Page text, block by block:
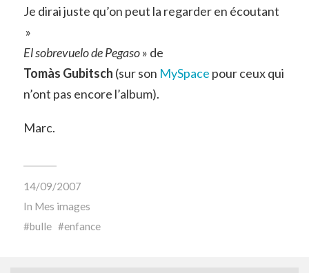
Je dirai juste qu’on peut la regarder en écoutant
»
El sobrevuelo de Pegaso» de
Tomàs Gubitsch (sur son MySpace pour ceux qui
n’ont pas encore l’album).
Marc.
14/09/2007
In Mes images
bulle
enfance